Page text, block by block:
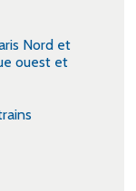
Nord et
ouest et